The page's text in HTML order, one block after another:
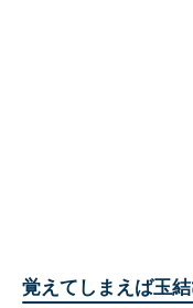
覚えてしまえば玉